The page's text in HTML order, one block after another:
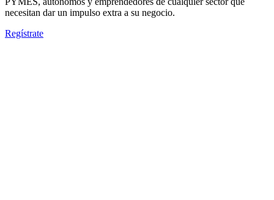
necesitan dar un impulso extra a su negocio.
Regístrate